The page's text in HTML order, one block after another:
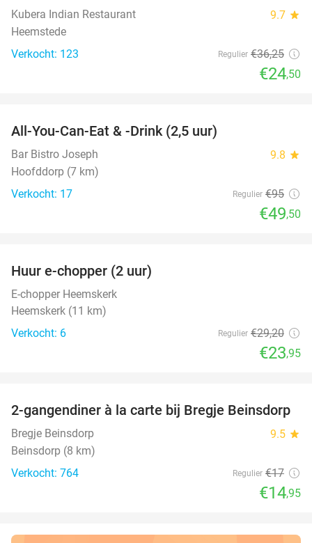
Kubera Indian Restaurant 9.7 star
Heemstede
Verkocht: 123
Regulier €36,25
€24,50
All-You-Can-Eat & -Drink (2,5 uur)
Bar Bistro Joseph 9.8 star
Hoofddorp (7 km)
Verkocht: 17
Regulier €95
€49,50
Huur e-chopper (2 uur)
E-chopper Heemskerk
Heemskerk (11 km)
Verkocht: 6
Regulier €29,20
€23,95
12%
2-gangendiner à la carte bij Bregje Beinsdorp
Bregje Beinsdorp 9.5 star
Beinsdorp (8 km)
Verkocht: 764
Regulier €17
€14,95